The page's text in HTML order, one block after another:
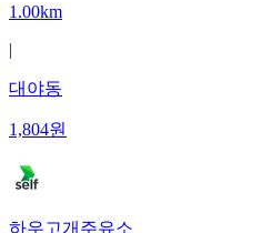
1.00km
|
대야동
1,804원
하우고개주유소